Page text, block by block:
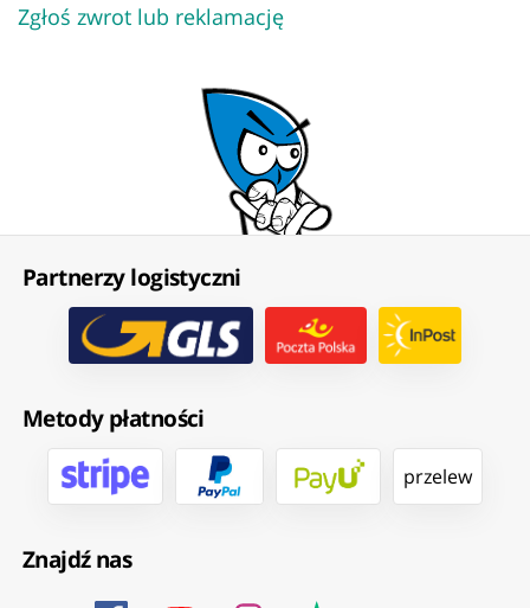
Zgłoś zwrot lub reklamację
Partnerzy logistyczni
Metody płatności
przelew
Znajdź nas